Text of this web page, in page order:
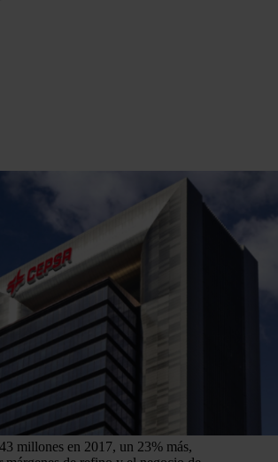
millones en 2017, un 23% más,